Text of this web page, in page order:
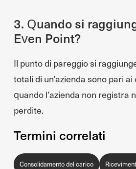
3. Quando si
Even Point?
Il punto di pareggio si
totali di un’azienda sono pari
quando l’azienda non registra
perdite.
Termini correlati
Consolidamento del carico